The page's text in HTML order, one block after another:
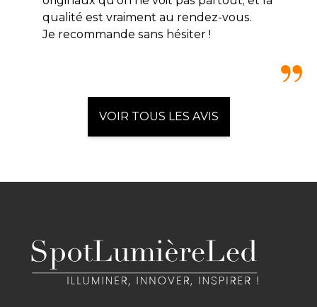
qualité est vraiment au rendez-vous.
Je recommande sans hésiter !
VOIR TOUS LES AVIS